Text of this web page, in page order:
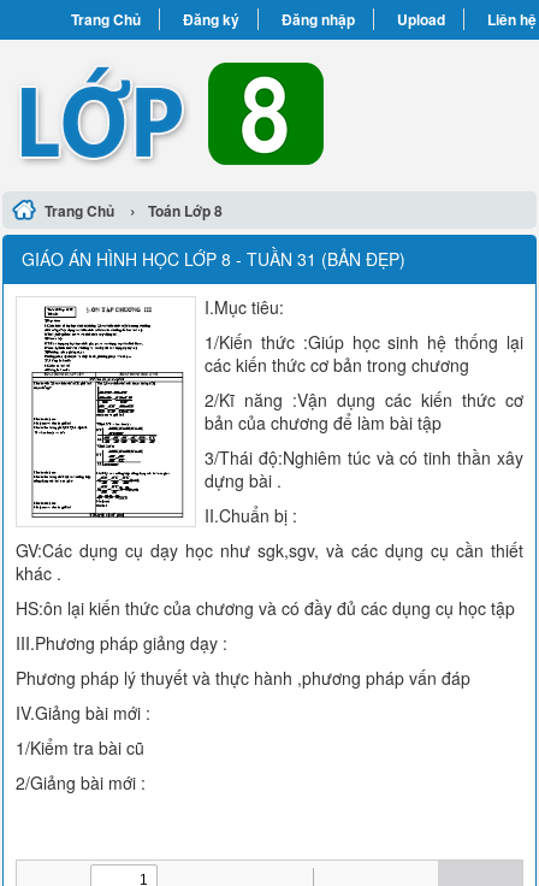
Trang Chủ Đăng ký Đăng nhập Upload Liên hệ
Trang Chủ › Toán Lớp 8
GIÁO ÁN HÌNH HỌC LỚP 8 - TUẦN 31 (BẢN ĐẸP)
I.Mục tiêu:
1/Kiến thức :Giúp học sinh hệ thống lại
các kiến thức cơ bản trong chương
2/Kĩ năng :Vận dụng các kiến thức cơ
bản của chương để làm bài tập
3/Thái độ:Nghiêm túc và có tinh thần xây
dựng bài .
II.Chuẩn bị :
GV:Các dụng cụ dạy học như sgk,sgv, và các dụng cụ cần thiết
khác .
HS:ôn lại kiến thức của chương và có đầy đủ các dụng cụ học tập
III.Phương pháp giảng dạy :
Phương pháp lý thuyết và thực hành ,phương pháp vấn đáp
IV.Giảng bài mới :
1/Kiểm tra bài cũ
2/Giảng bài mới :